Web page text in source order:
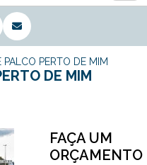
PALCO PERTO DE MIM
DE MIM
FAÇA UM
ORÇAMENTO